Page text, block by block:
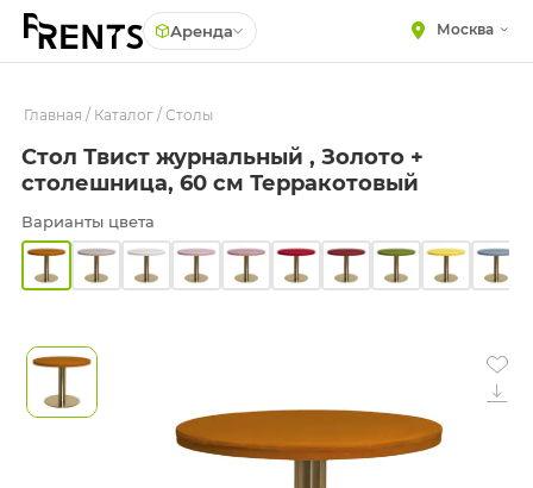
Аренда Москва
МЕБЕЛЬ
ПОСУДА
КРУПНОГАБАРИТНЫЙ
ДЕКОР
ГОТОВЫЕ РЕШЕНИЯ
ОСВЕЩЕНИЕ
Стулья
Подушки для стульев
Кресла
Барная мебель
Главная / Каталог / Столы
Стол Твист журнальный , Золото +
столешница, 60 см Терракотовый
Варианты цвета